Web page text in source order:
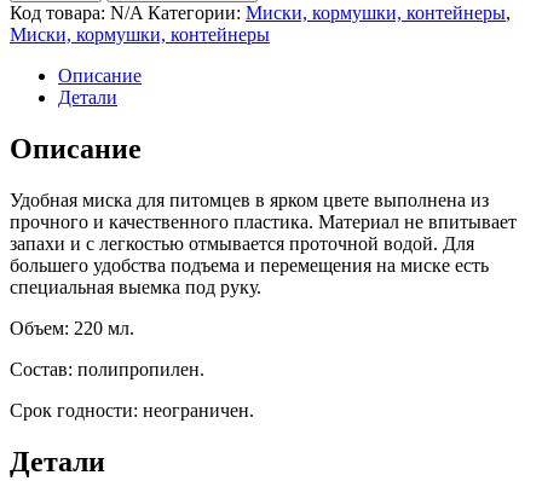
Код товара: N/A Категории: Миски, кормушки, контейнеры,
Миски, кормушки, контейнеры
Описание
Детали
Описание
Удобная миска для питомцев в ярком цвете выполнена из
прочного и качественного пластика. Материал не впитывает
запахи и с легкостью отмывается проточной водой. Для
большего удобства подъема и перемещения на миске есть
специальная выемка под руку.
Объем: 220 мл.
Состав: полипропилен.
Срок годности: неограничен.
Детали